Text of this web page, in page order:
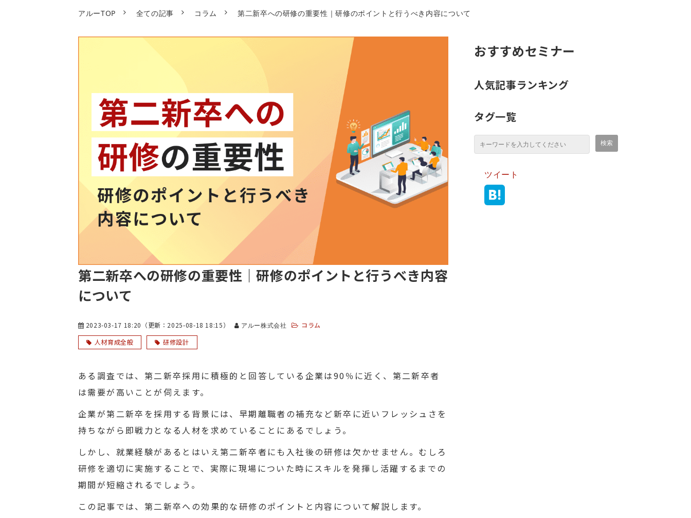
アルーTOP 全ての記事 コラム 第二新卒への研修の重要性｜研修のポイントと行うべき内容について
第二新卒への研修の重要性｜研修のポイントと行うべき内容
について
2023-03-17 18:20 （更新： 2025-08-18 18:15） アルー株式会社
コラム
人材育成全般
研修設計
ある調査では、第二新卒採用に積極的と回答している企業は90％に近く、第二新卒者
は需要が高いことが伺えます。
企業が第二新卒を採用する背景には、早期離職者の補充など新卒に近いフレッシュさを
持ちながら即戦力となる人材を求めていることにあるでしょう。
しかし、就業経験があるとはいえ第二新卒者にも入社後の研修は欠かせません。むしろ
研修を適切に実施することで、実際に現場についた時にスキルを発揮し活躍するまでの
期間が短縮されるでしょう。
この記事では、第二新卒への効果的な研修のポイントと内容について解説します。
おすすめセミナー
人気記事ランキング
タグ一覧
ツイート